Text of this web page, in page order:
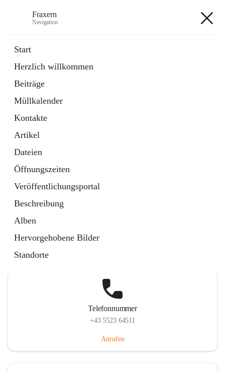
Fraxern
Navigation
Start
Herzlich willkommen
Beiträge
Müllkalender
Kontakte
Artikel
Dateien
Öffnungszeiten
Veröffentlichungsportal
Beschreibung
Alben
Hervorgehobene Bilder
Standorte
Ordner
in
Tab
Formulare
Artikel
öffnet
in
neuem
Tab
Telefonnummer
+43 5523 64511
Anrufen